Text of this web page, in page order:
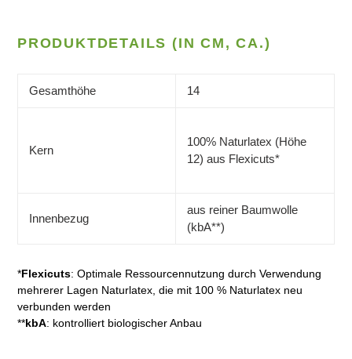
PRODUKTDETAILS (IN CM, CA.)
Gesamthöhe 14
Kern
100% Naturlatex (Höhe
12) aus Flexicuts*
Innenbezug
aus reiner Baumwolle
(kbA**)
*Flexicuts: Optimale Ressourcennutzung durch Verwendung
mehrerer Lagen Naturlatex, die mit 100 % Naturlatex neu
verbunden werden
**kbA: kontrolliert biologischer Anbau